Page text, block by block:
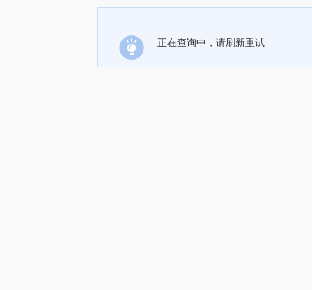
正在查询中，请刷新重试